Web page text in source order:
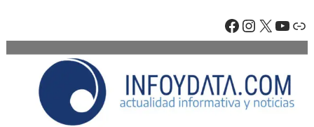
content
Facebook
X